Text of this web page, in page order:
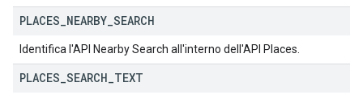
PLACES NEARBY SEARCH
Identifica l'API Nearby Search all'interno dell'API Places.
PLACES SEARCH TEXT